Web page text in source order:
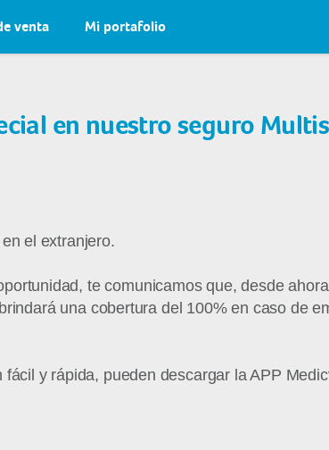
venta Mi portafolio
en nuestro seguro
el extranjero.
te comunicamos que, desde
una cobertura del 100% en caso de
y rápida, pueden descargar la APP